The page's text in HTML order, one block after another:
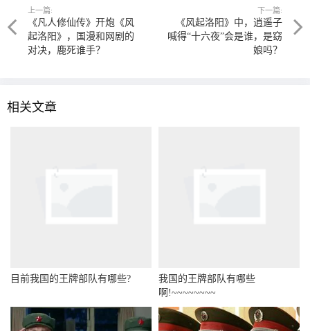
上一篇:
《凡人修仙传》开炮《风
起洛阳》，国漫和网剧的
对决，鹿死谁手？
下一篇:
《风起洛阳》中，逍遥子
喊得“十六夜”会是谁，是窈
娘吗？
相关文章
目前我国的王牌部队有哪些?
我国的王牌部队有哪些
啊!~~~~~~~~